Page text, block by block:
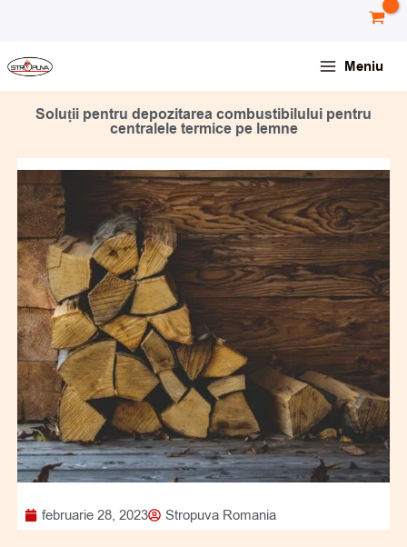
content
Meniu
Soluții pentru depozitarea combustibilului pentru
centralele termice pe lemne
februarie 28, 2023 Stropuva Romania